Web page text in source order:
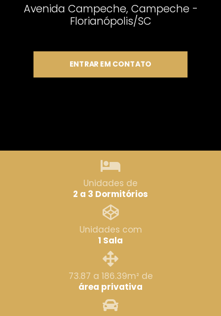
Avenida Campeche, Campeche -
Florianópolis/SC
ENTRAR EM CONTATO
Unidades de
2 a 3 Dormitórios
Unidades com
1 Sala
73.87 a 186.39m² de
área privativa